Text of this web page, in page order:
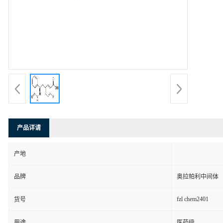
产品详请
产地
品牌 奥拉帕利中间体
货号 fzl chem2401